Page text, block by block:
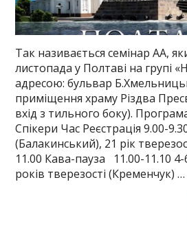
Так називається семінар АА,
листопада у Полтаві на групі
адресою: бульвар
приміщення храму Різдва
вхід з тильного боку).
Спікери Час Реєстрація 9.00-
(Балакинський), 21 рік
11.00 Кава-пауза 11.00-11.10 4-
років тверезості (Кременчук) …